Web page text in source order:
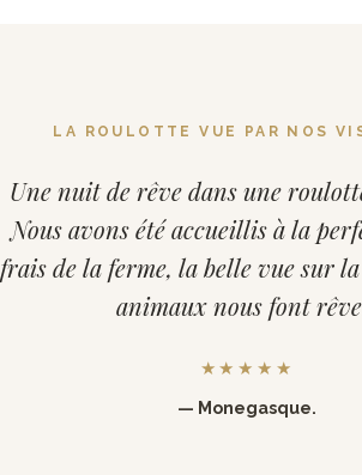
LA ROULOTTE VUE PAR NOS
Une nuit de rêve dans une
Nous avons été accueillis à la
frais de la ferme, la belle vue sur
animaux nous font
★★★★★
— Monegasque.